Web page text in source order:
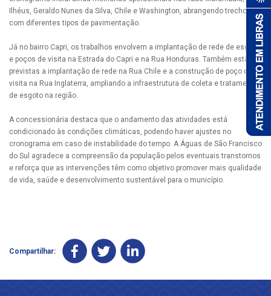
Ilhéus, Geraldo Nunes da Silva, Chile e Washington, abrangendo trechos
com diferentes tipos de pavimentação.
Já no bairro Capri, os trabalhos envolvem a implantação de rede de esgoto
e poços de visita na Estrada do Capri e na Rua Honduras. Também estão
previstas a implantação de rede na Rua Chile e a construção de poço de
visita na Rua Inglaterra, ampliando a infraestrutura de coleta e tratamento
de esgoto na região.
A concessionária destaca que o andamento das atividades está
condicionado às condições climáticas, podendo haver ajustes no
cronograma em caso de instabilidade do tempo. A Águas de São Francisco
do Sul agradece a compreensão da população pelos eventuais transtornos
e reforça que as intervenções têm como objetivo promover mais qualidade
de vida, saúde e desenvolvimento sustentável para o município.
Compartilhar: